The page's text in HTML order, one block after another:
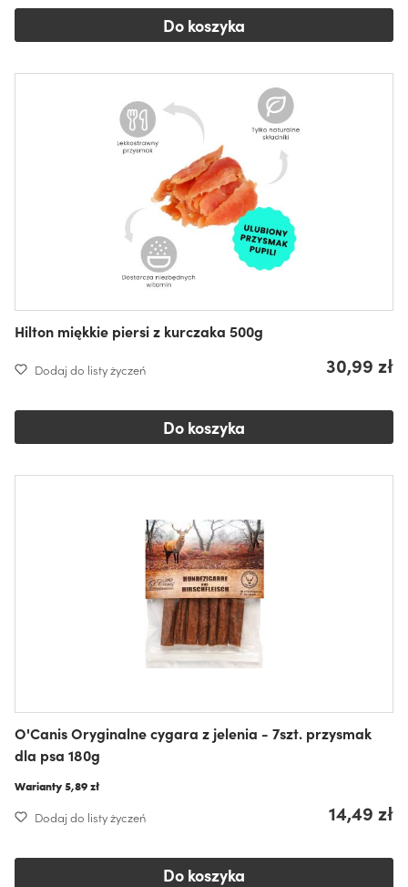
Do koszyka
Hilton miękkie piersi z kurczaka 500g
Dodaj do listy życzeń 30,99 zł
Do koszyka
O'Canis Oryginalne cygara z jelenia - 7szt. przysmak
dla psa 180g
Warianty5,89 zł
Dodaj do listy życzeń 14,49 zł
Do koszyka